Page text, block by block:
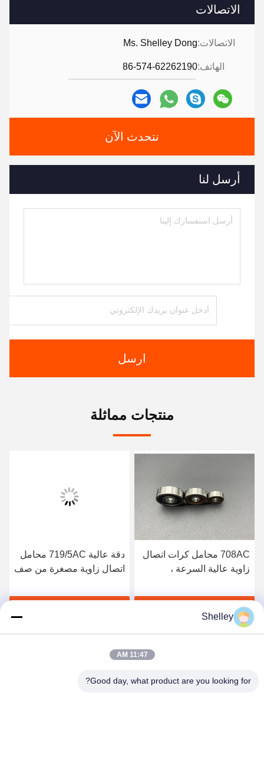
الاتصالات
الاتصالات:Ms. Shelley Dong
الهاتف:86-574-62262190
نتحدث الآن
أرسل لنا
ارسل
منتجات مماثلة
708AC محامل كرات اتصال
زاوية عالية السرعة ،
احصل على أفضل سعر
دقة عالية 719/5AC محامل
اتصال زاوية مصغرة من صف
Shelley
11:47 AM
Good day, what product are you looking for?